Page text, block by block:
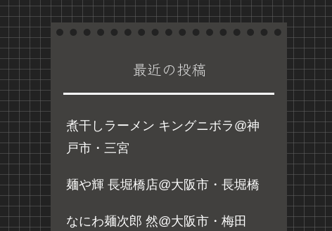
最近の投稿
煮干しラーメン キングニボラ@神
戸市・三宮
麺や輝 長堀橋店@大阪市・長堀橋
なにわ麺次郎 然@大阪市・梅田